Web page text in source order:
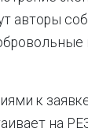
авторы
к
на